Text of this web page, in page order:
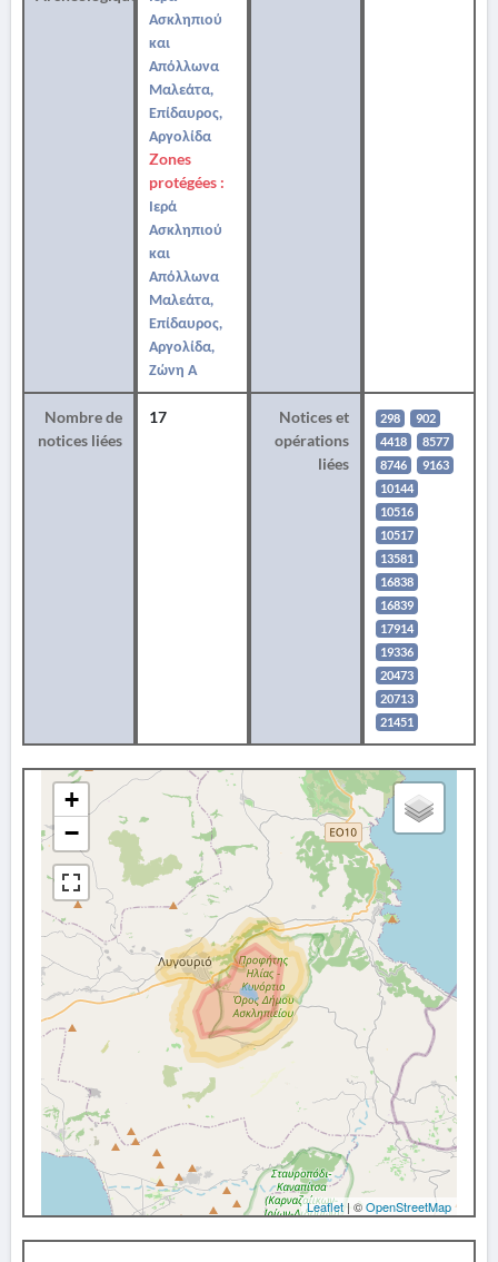
Ασκληπιού
και
Απόλλωνα
Μαλεάτα,
Επίδαυρος,
Αργολίδα
Zones
protégées :
Ιερά
Ασκληπιού
και
Απόλλωνα
Μαλεάτα,
Επίδαυρος,
Αργολίδα,
Ζώνη Α
Nombre de
notices liées
17
Notices et
opérations
liées
298
902
4418
8577
8746
9163
10144
10516
10517
13581
16838
16839
17914
19336
20473
20713
21451
+
−
Leaflet | ©OpenStreetMap